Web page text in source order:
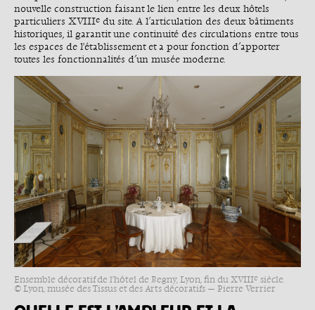
nouvelle construction faisant le lien entre les deux hôtels
particuliers XVIIIe du site. A l’articulation des deux bâtiments
historiques, il garantit une continuité des circulations entre tous
les espaces de l'établissement et a pour fonction d’apporter
toutes les fonctionnalités d’un musée moderne.
Ensemble décoratif de l'hôtel de Regny, Lyon, fin du XVIIIe siècle.
© Lyon, musée des Tissus et des Arts décoratifs — Pierre Verrier